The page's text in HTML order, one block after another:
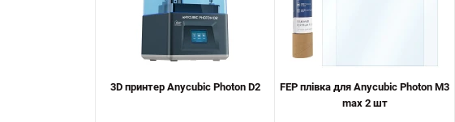
3D принтер Anycubic Photon D2
FEP плівка для Anycubic Photon M3
max 2 шт